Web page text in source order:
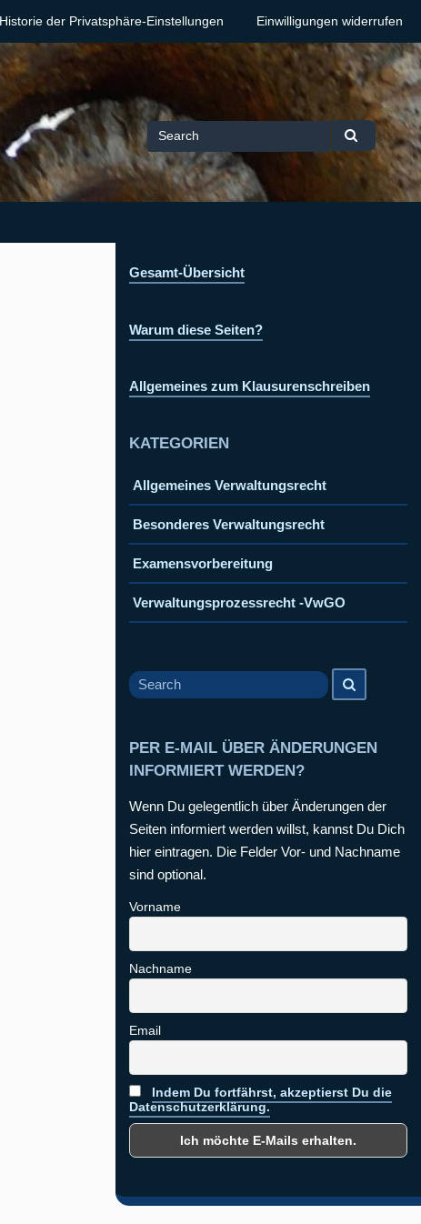
Historie der Privatsphäre-Einstellungen Einwilligungen widerrufen
Search
for
Search
Gesamt-Übersicht
Warum diese Seiten?
Allgemeines zum Klausurenschreiben
KATEGORIEN
Allgemeines Verwaltungsrecht
Besonderes Verwaltungsrecht
Examensvorbereitung
Verwaltungsprozessrecht -VwGO
Search
for
PER E-MAIL ÜBER ÄNDERUNGEN
INFORMIERT WERDEN?
Wenn Du gelegentlich über Änderungen der
Seiten informiert werden willst, kannst Du Dich
hier eintragen. Die Felder Vor- und Nachname
sind optional.
Vorname
Nachname
Email
Indem Du fortfährst, akzeptierst Du die
Datenschutzerklärung.